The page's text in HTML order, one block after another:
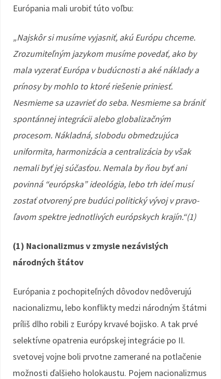
Európania mali urobiť túto voľbu:
„Najskôr si musíme vyjasniť, akú Európu chceme.
Zrozumiteľným jazykom musíme povedať, ako by
mala vyzerať Európa v budúcnosti a aké náklady a
prínosy by mohlo to ktoré riešenie priniesť.
Nesmieme sa uzavrieť do seba. Nesmieme sa brániť
spontánnej integrácii alebo globalizačným
procesom. Nákladná, slobodu obmedzujúca
uniformita, harmonizácia a centralizácia by však
nemali byť jej súčasťou. Nemala by ňou byť ani
povinná “európska” ideológia, lebo trh ideí musí
zostať otvorený pre budúci politický vývoj v pravo-
ľavom spektre jednotlivých európskych krajín.“(1)
(1) Nacionalizmus v zmysle nezávislých
národných štátov
Európania z pochopiteľných dôvodov nedôverujú
nacionalizmu, lebo konflikty medzi národným štátmi
príliš dlho robili z Európy krvavé bojisko. A tak prvé
selektívne opatrenia európskej integrácie po II.
svetovej vojne boli prvotne zamerané na potlačenie
možnosti ďalšieho holokaustu. Pojem nacionalizmus